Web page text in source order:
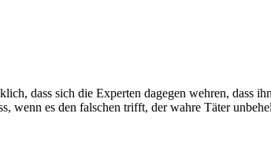
dass sich die Experten dagegen wehren, dass
wenn es den falschen trifft, der wahre Täter